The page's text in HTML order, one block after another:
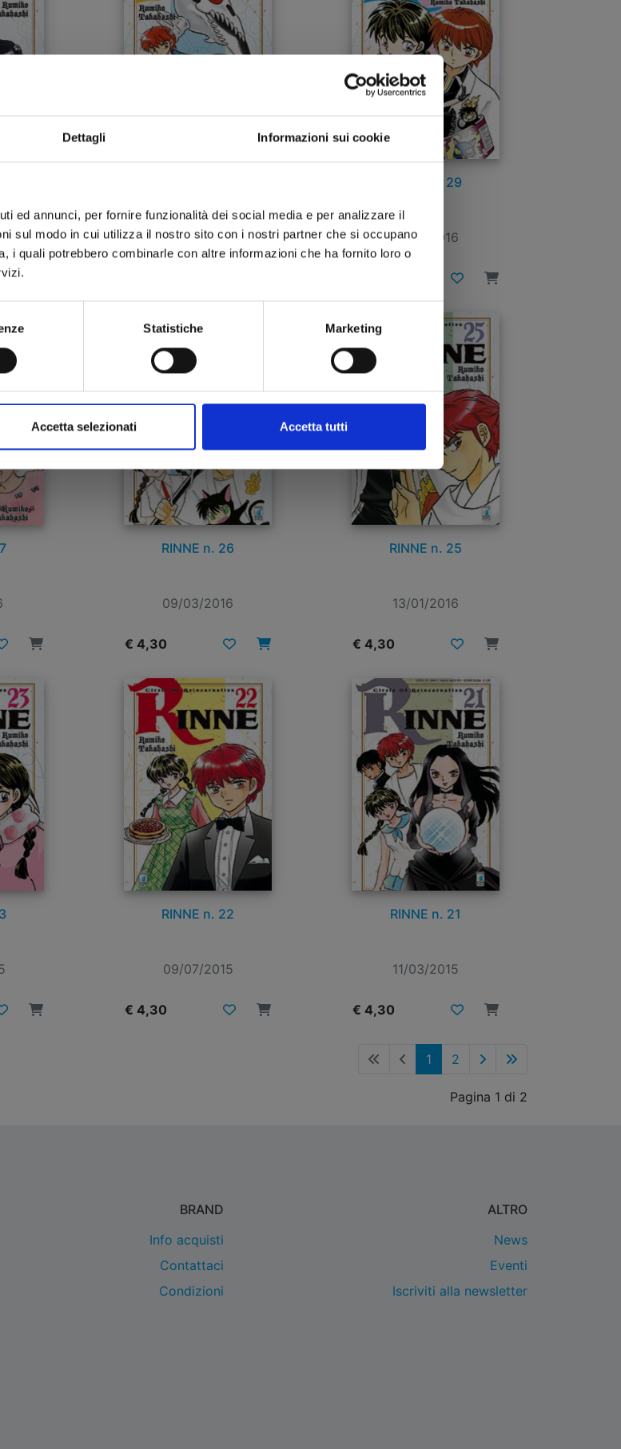
Dettagli Informazioni sui cookie
ed annunci, per fornire funzionalità dei social media e per analizzare il
sul modo in cui utilizza il nostro sito con i nostri partner che si occupano
i quali potrebbero combinarle con altre informazioni che ha fornito loro o
Statistiche Marketing
Accetta selezionati Accetta tutti
08/03/2017
RINNE n. 29
09/11/2016
RINNE n. 26
09/03/2016
€ 4,30
RINNE n. 25
13/01/2016
€ 4,30
RINNE n. 22
09/07/2015
€ 4,30
RINNE n. 21
11/03/2015
€ 4,30
1 2
Pagina 1 di 2
BRAND
Info acquisti
Contattaci
Condizioni
ALTRO
News
Eventi
Iscriviti alla newsletter